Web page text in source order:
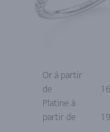
Or à partir
de
1
Platine à
partir de
1